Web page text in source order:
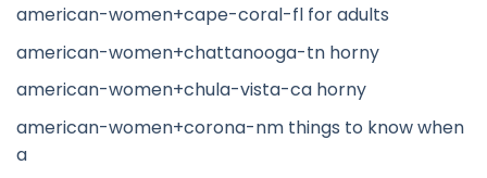
american-women+cape-coral-fl for adults
american-women+chattanooga-tn horny
american-women+chula-vista-ca horny
american-women+corona-nm things to know when
a